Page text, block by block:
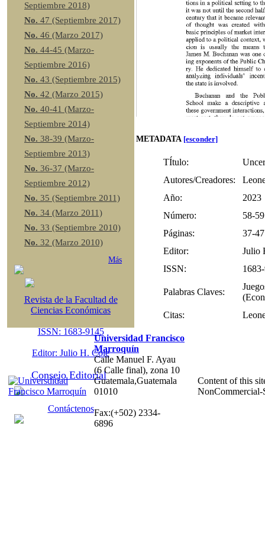
Septiembre 2018)
No. 47 (Septiembre 2017)
No. 46 (Marzo 2017)
No. 44-45 (Marzo-
Septiembre 2016)
No. 43 (Septiembre 2015)
No. 42 (Marzo 2015)
No. 40-41 (Marzo-
Septiembre 2014)
No. 38-39 (Marzo-
Septiembre 2013)
No. 36-37 (Marzo-
Septiembre 2012)
No. 35 (Septiembre 2011)
No. 34 (Marzo 2011)
No. 33 (Septiembre 2010)
No. 32 (Marzo 2010)
Más
Revista de la Facultad de
Ciencias Económicas
ISSN: 1683-9145
Editor: Julio H. Cole
Consejo Editorial
Contáctenos
METADATA [esconder]
TÍtulo:
Autores/Creadores:
Año:
2023
Número:
58-59
Páginas:
37-47
Editor:
Julio
ISSN:
Palabras Claves:
Citas:
Universidad Francisco
Marroquín
Calle Manuel F. Ayau
(6 Calle final), zona 10
Guatemala,Guatemala
01010
Fax:(+502) 2334-
6896
Content of this
NonCommercial-